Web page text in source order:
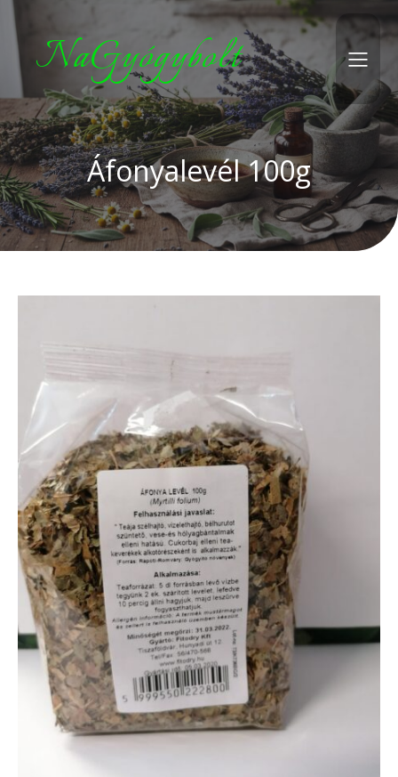
NaGyógybolt
Áfonyalevél 100g